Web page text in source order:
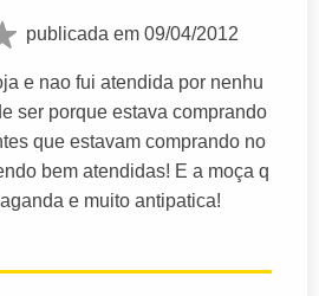
publicada em 09/04/2012
e nao fui atendida por nenhu
ser porque estava comprando
que estavam comprando no
bem atendidas! E a moça q
e muito antipatica!